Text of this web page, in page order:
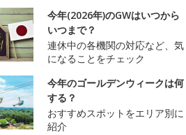
今年(2026年)のGWはいつから
いつまで？
連休中の各機関の対応など、気
になることをチェック
今年のゴールデンウィークは何
する？
おすすめスポットをエリア別に
紹介